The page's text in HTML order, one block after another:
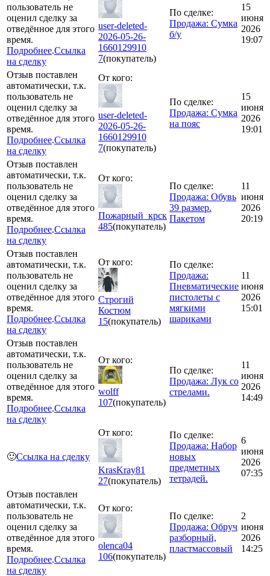
пользователь не
оценил сделку за
отведённое для этого
время.
Подробнее.Ссылка
на сделку
user-deleted-
2026-05-26-
1660129910
7(покупатель)
По сделке:
Продажа: Сумка
б/у
15
июня
2026
19:07
Отзыв поставлен
автоматически, т.к.
пользователь не
оценил сделку за
отведённое для этого
время.
Подробнее.Ссылка
на сделку
От кого:
user-deleted-
2026-05-26-
1660129910
7(покупатель)
По сделке:
Продажа: Сумка
на пояс
15
июня
2026
19:01
Отзыв поставлен
автоматически, т.к.
пользователь не
оценил сделку за
отведённое для этого
время.
Подробнее.Ссылка
на сделку
От кого:
Пожарный_крск
485(покупатель)
По сделке:
Продажа: Обувь
39 размер.
Пакетом
11
июня
2026
20:19
Отзыв поставлен
автоматически, т.к.
пользователь не
оценил сделку за
отведённое для этого
время.
Подробнее.Ссылка
на сделку
От кого:
Строгий
Костюм
15(покупатель)
По сделке:
Продажа:
Пневматические
пистолеты с
мягкими
шариками
11
июня
2026
15:01
Отзыв поставлен
автоматически, т.к.
пользователь не
оценил сделку за
отведённое для этого
время.
Подробнее.Ссылка
на сделку
От кого:
wolff
107(покупатель)
По сделке:
Продажа: Лук со
стрелами.
11
июня
2026
14:49
🙂Ссылка на сделку
От кого:
KrasKray81
27(покупатель)
По сделке:
Продажа: Набор
новых
предметных
тетрадей.
6
июня
2026
07:35
Отзыв поставлен
автоматически, т.к.
пользователь не
оценил сделку за
отведённое для этого
время.
Подробнее.Ссылка
на сделку
От кого:
olenca04
106(покупатель)
По сделке:
Продажа: Обруч
разборный,
пластмассовый
2
июня
2026
14:25